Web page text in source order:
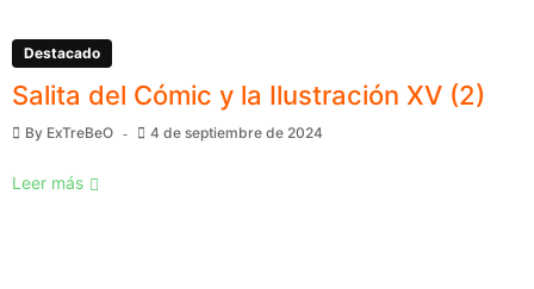
Destacado
Salita del Cómic y la Ilustración XV (2)
By ExTreBeO 4 de septiembre de 2024
Leer más